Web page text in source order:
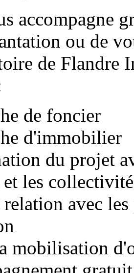
accompagne
ou de
de Flandre
de foncier
d'immobilier
du projet
les
avec
mobilisation